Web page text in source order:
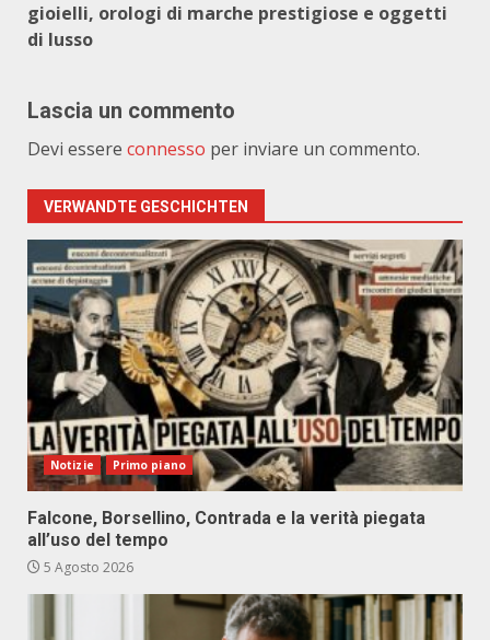
gioielli, orologi di marche prestigiose e oggetti
di lusso
Lascia un commento
Devi essere connesso per inviare un commento.
VERWANDTE GESCHICHTEN
Notizie Primo piano
Falcone, Borsellino, Contrada e la verità piegata
all’uso del tempo
5 Agosto 2026